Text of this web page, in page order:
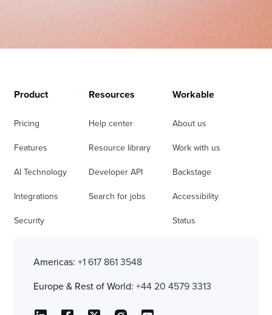
Product
Pricing
Features
AI Technology
Integrations
Security
Resources
Help center
Resource library
Developer API
Search for jobs
Workable
About us
Work with us
Backstage
Accessibility
Status
Americas: +1 617 861 3548
Europe & Rest of World: +44 20 4579 3313